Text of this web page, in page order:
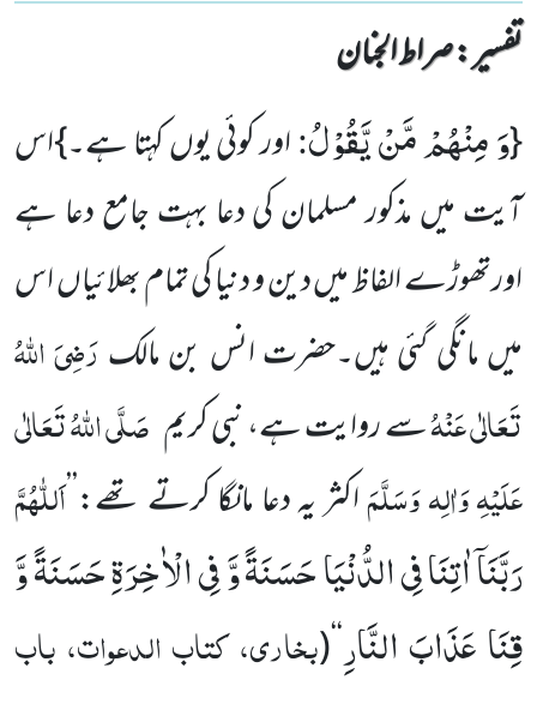
تفسیر : ‎صراط الجنان
{وَ مِنْهُمْ مَّنْ یَّقُوْلُ:اور کوئی یوں کہتا ہے۔}اس
آیت میں مذکور مسلمان کی دعا بہت جامع دعا ہے
اورتھوڑے الفاظ میں دین و دنیا کی تمام بھلائیاں اس
میں مانگی گئی ہیں۔حضرت انس بن مالکرَضِیَ اللہُ
تَعَالٰی عَنْہُسے روایت ہے، نبی کریم صَلَّی اللہُ تَعَالٰی
عَلَیْہِ وَاٰلِہ وَسَلَّمَاکثر یہ دعا مانگا کرتے تھے:’’اَللّٰہُمَّ
رَبَّنَاۤ اٰتِنَا فِی الدُّنْیَا حَسَنَةً وَّ فِی الْاٰخِرَةِ حَسَنَةً وَّ
قِنَا عَذَابَ النَّارِ‘‘(بخاری، کتاب الدعوات، باب